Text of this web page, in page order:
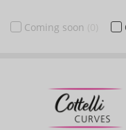
Coming soon (0)